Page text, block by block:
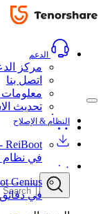
الدعم
مركز
اتصل بنا
معلومات
تحديث
النظام & الإصلاح
ReiBoot - إصلاح نظام iOS
في نظام iOS/iPadOS
Genius
في دقائق